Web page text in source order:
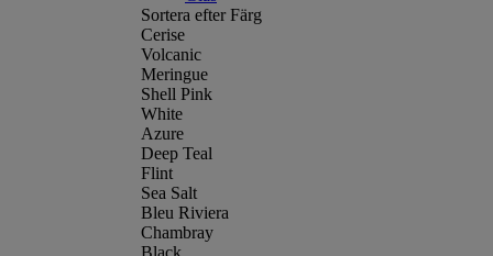
Sortera efter Färg
Cerise
Volcanic
Meringue
Shell Pink
White
Azure
Deep Teal
Flint
Sea Salt
Bleu Riviera
Chambray
Black